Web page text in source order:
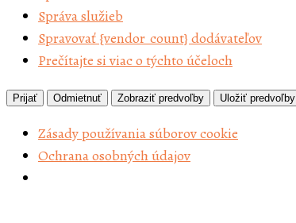
Správa služieb
Spravovať {vendor_count} dodávateľov
Prečítajte si viac o týchto účeloch
Prijať Odmietnuť Zobraziť predvoľby Uložiť predvoľby
Zásady používania súborov cookie
Ochrana osobných údajov